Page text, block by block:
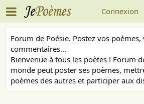
Connexion
Forum de Poésie. Postez vos poèmes,
commentaires...
Bienvenue à tous les poètes ! Forum
monde peut poster ses poèmes,
poèmes des autres et participer aux